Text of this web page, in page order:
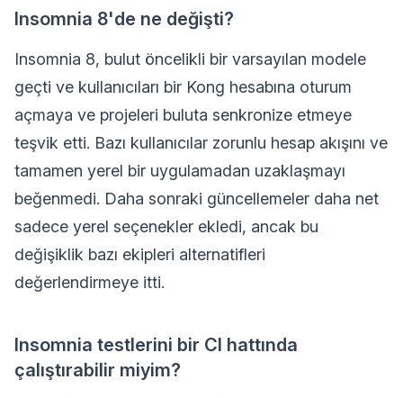
Insomnia 8'de ne değişti?
Insomnia 8, bulut öncelikli bir varsayılan modele
geçti ve kullanıcıları bir Kong hesabına oturum
açmaya ve projeleri buluta senkronize etmeye
teşvik etti. Bazı kullanıcılar zorunlu hesap akışını ve
tamamen yerel bir uygulamadan uzaklaşmayı
beğenmedi. Daha sonraki güncellemeler daha net
sadece yerel seçenekler ekledi, ancak bu
değişiklik bazı ekipleri alternatifleri
değerlendirmeye itti.
Insomnia testlerini bir CI hattında
çalıştırabilir miyim?